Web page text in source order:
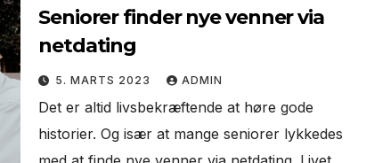
Seniorer finder nye venner via
netdating
5. MARTS 2023 ADMIN
Det er altid livsbekræftende at høre gode
historier. Og især at mange seniorer lykkedes